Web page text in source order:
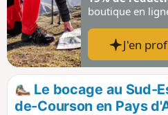
boutique en
J'en
Le bocage au Sud-
de-Courson en Pays